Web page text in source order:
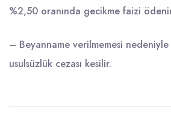
%2,50 oranında gecikme faizi
– Beyanname verilmemesi
usulsüzlük cezası kesilir.